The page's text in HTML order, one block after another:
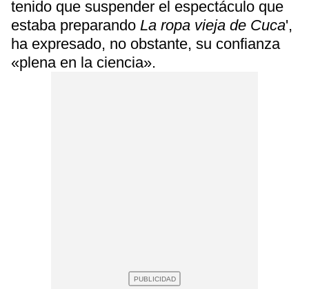
tenido que suspender el espectáculo que
estaba preparando La ropa vieja de Cuca',
ha expresado, no obstante, su confianza
«plena en la ciencia».